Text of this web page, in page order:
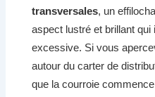
transversales, un
aspect lustré et brillant qui
excessive. Si vous
autour du carter de
que la courroie